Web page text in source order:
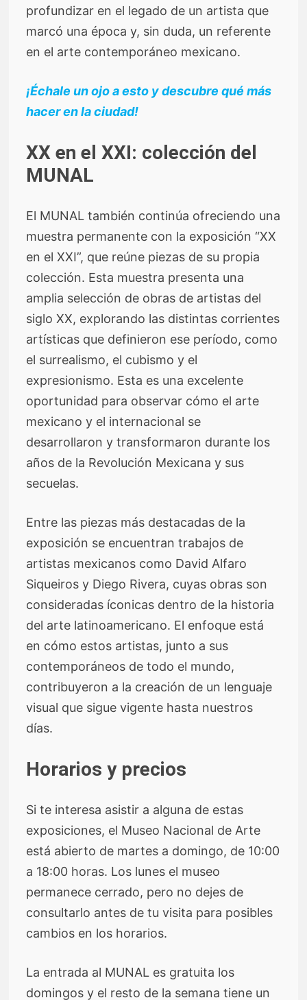
profundizar en el legado de un artista que
marcó una época y, sin duda, un referente
en el arte contemporáneo mexicano.
¡Échale un ojo a esto y descubre qué más
hacer en la ciudad!
XX en el XXI: colección del
MUNAL
El MUNAL también continúa ofreciendo una
muestra permanente con la exposición “XX
en el XXI”, que reúne piezas de su propia
colección. Esta muestra presenta una
amplia selección de obras de artistas del
siglo XX, explorando las distintas corrientes
artísticas que definieron ese período, como
el surrealismo, el cubismo y el
expresionismo. Esta es una excelente
oportunidad para observar cómo el arte
mexicano y el internacional se
desarrollaron y transformaron durante los
años de la Revolución Mexicana y sus
secuelas.
Entre las piezas más destacadas de la
exposición se encuentran trabajos de
artistas mexicanos como David Alfaro
Siqueiros y Diego Rivera, cuyas obras son
consideradas íconicas dentro de la historia
del arte latinoamericano. El enfoque está
en cómo estos artistas, junto a sus
contemporáneos de todo el mundo,
contribuyeron a la creación de un lenguaje
visual que sigue vigente hasta nuestros
días.
Horarios y precios
Si te interesa asistir a alguna de estas
exposiciones, el Museo Nacional de Arte
está abierto de martes a domingo, de 10:00
a 18:00 horas. Los lunes el museo
permanece cerrado, pero no dejes de
consultarlo antes de tu visita para posibles
cambios en los horarios.
La entrada al MUNAL es gratuita los
domingos y el resto de la semana tiene un